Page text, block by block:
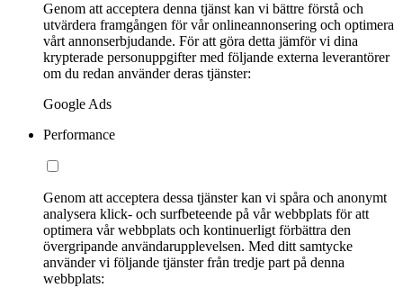
Genom att acceptera denna tjänst kan vi bättre förstå och
utvärdera framgången för vår onlineannonsering och optimera
vårt annonserbjudande. För att göra detta jämför vi dina
krypterade personuppgifter med följande externa leverantörer
om du redan använder deras tjänster:
Google Ads
Performance
Genom att acceptera dessa tjänster kan vi spåra och anonymt
analysera klick- och surfbeteende på vår webbplats för att
optimera vår webbplats och kontinuerligt förbättra den
övergripande användarupplevelsen. Med ditt samtycke
använder vi följande tjänster från tredje part på denna
webbplats: